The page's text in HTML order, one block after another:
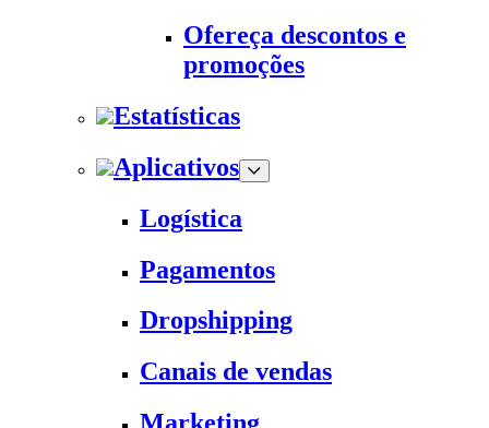
Ofereça descontos e
promoções
Estatísticas
Aplicativos
Logística
Pagamentos
Dropshipping
Canais de vendas